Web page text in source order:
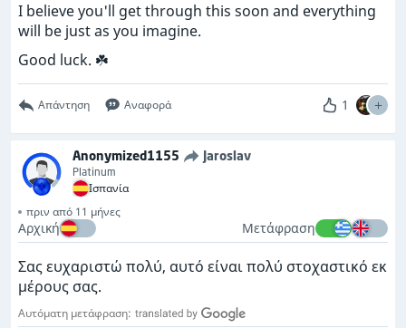
I believe you'll get through this soon and everything
will be just as you imagine.
Good luck. ☘️
Απάντηση Αναφορά 1
Anonymized1155 Jaroslav
Platinum
Ισπανία
πριν από 11 μήνες
Αρχική Μετάφραση
Σας ευχαριστώ πολύ, αυτό είναι πολύ στοχαστικό εκ
μέρους σας.
Αυτόματη μετάφραση: